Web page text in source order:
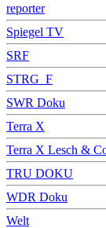
reporter
Spiegel TV
SRF
STRG_F
SWR Doku
Terra X
Terra X Lesch &
TRU DOKU
WDR Doku
Welt